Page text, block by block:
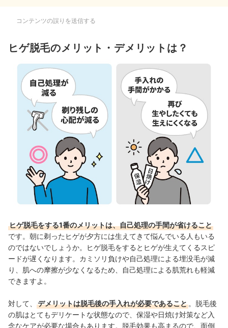
③通いやすさ
コンテンツの誤りを送信する
ヒゲ脱毛のメリット・デメリットは？
ヒゲ脱毛をする1番のメリットは、自己処理の手間が省けること
です。朝に剃ったヒゲが夕方には生えてきて悩んでいる人もいる
のではないでしょうか。ヒゲ脱毛をするとヒゲが生えてくるスピ
ードが遅くなります。カミソリ負けや自己処理による埋没毛が減
り、肌への摩擦が少なくなるため、自己処理による肌荒れも軽減
できますよ。
対して、 デメリットは脱毛後の手入れが必要であること 。脱毛後
の肌はとてもデリケートな状態なので、保湿や日焼け対策など入
念なケアが必要な場合もあります。脱毛効果も高まるので、面倒